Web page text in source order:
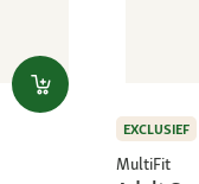
EXCLUSIEF
MultiFit